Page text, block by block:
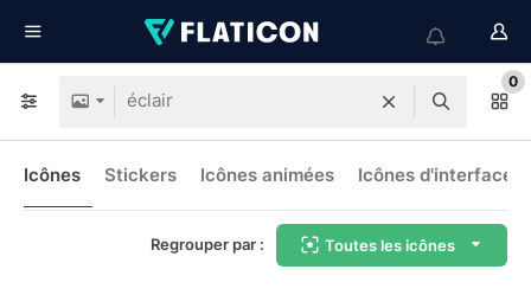
0
Icônes Stickers Icônes animées Icônes d'interface
Regrouper par : Toutes les icônes